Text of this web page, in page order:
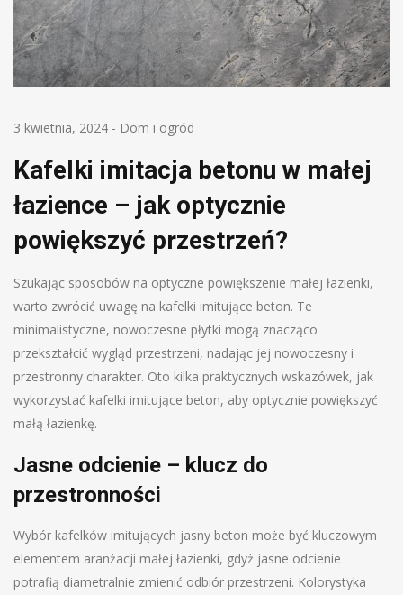
3 kwietnia, 2024 - Dom i ogród
Kafelki imitacja betonu w małej
łazience – jak optycznie
powiększyć przestrzeń?
Szukając sposobów na optyczne powiększenie małej łazienki,
warto zwrócić uwagę na kafelki imitujące beton. Te
minimalistyczne, nowoczesne płytki mogą znacząco
przekształcić wygląd przestrzeni, nadając jej nowoczesny i
przestronny charakter. Oto kilka praktycznych wskazówek, jak
wykorzystać kafelki imitujące beton, aby optycznie powiększyć
małą łazienkę.
Jasne odcienie – klucz do
przestronności
Wybór kafelków imitujących jasny beton może być kluczowym
elementem aranżacji małej łazienki, gdyż jasne odcienie
potrafią diametralnie zmienić odbiór przestrzeni. Kolorystyka